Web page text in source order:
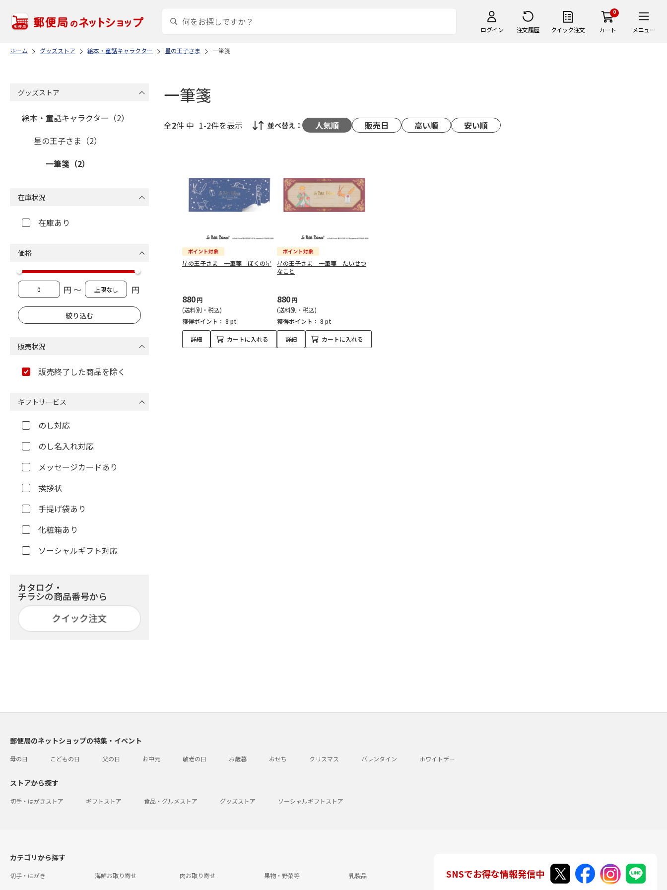
ログイン 注文履歴 クイック注文
0
カート メニュー
ホーム グッズストア 絵本・童話キャラクター 星の王子さま 一筆箋
一筆箋
全2件 中 1-2件を表示 並べ替え： 人気順 販売日 高い順 安い順
星の王子さま 一筆箋 ぼくの星
880円
(送料別・税込)
獲得ポイント： 8 pt
詳細 カートに入れる
星の王子さま 一筆箋 たいせつ
なこと
880円
(送料別・税込)
獲得ポイント： 8 pt
詳細 カートに入れる
グッズストア
絵本・童話キャラクター（2）
星の王子さま（2）
一筆箋（2）
在庫状況
在庫あり
価格
円 ～ 円
販売状況
販売終了した商品を除く
ギフトサービス
のし対応
のし名入れ対応
メッセージカードあり
挨拶状
手提げ袋あり
化粧箱あり
ソーシャルギフト対応
カタログ・
チラシの商品番号から
郵便局のネットショップの特集・イベント
母の日 こどもの日 父の日 お中元 敬老の日 お歳暮 おせち クリスマス バレンタイン ホワイトデー
ストアから探す
切手・はがきストア ギフトストア 食品・グルメストア グッズストア ソーシャルギフトストア
カテゴリから探す
切手・はがき 海鮮お取り寄せ 肉お取り寄せ 果物・野菜等 乳製品 SNSでお得な情報発信中